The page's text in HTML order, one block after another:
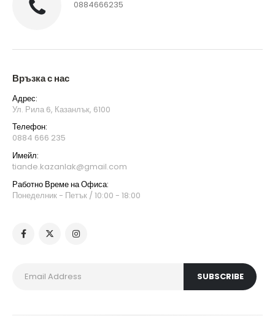
0884666235
Връзка с нас
Адрес:
Ул. Рила 6, Казанлък, 6100
Телефон:
0884 666 235
Имейл:
tiande.kazanlak@gmail.com
Работно Време на Офиса:
Понеделник - Петък / 10:00 - 18:00